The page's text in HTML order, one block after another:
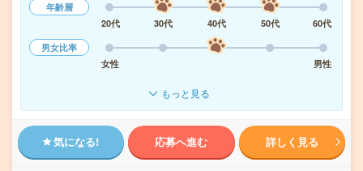
年齢層
20代
30代 40代 50代
60代
男女比率
女性
男性
もっと見る
気になる! 応募へ進む 詳しく見る